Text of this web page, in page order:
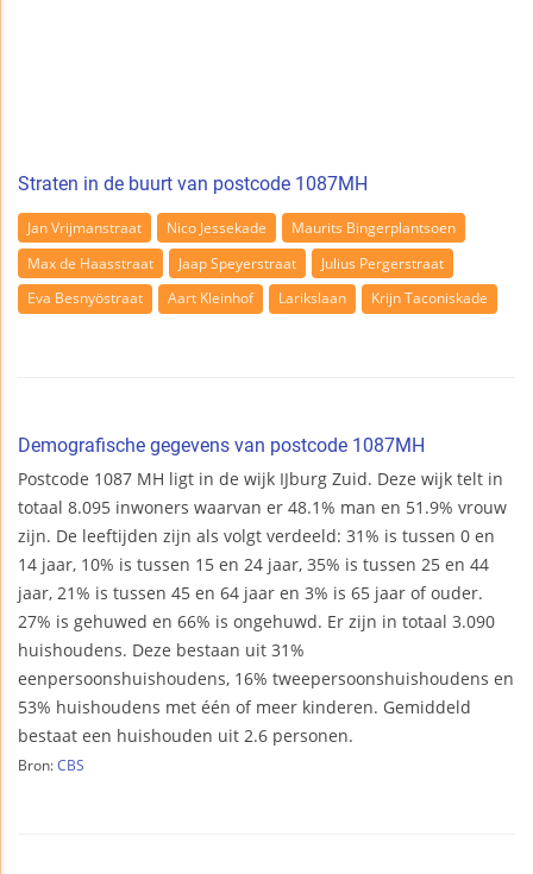
Straten in de buurt van postcode 1087MH
Jan Vrijmanstraat Nico Jessekade
Maurits Bingerplantsoen
Max de Haasstraat
Jaap Speyerstraat
Julius Pergerstraat
Eva Besnyöstraat
Aart Kleinhof Larikslaan Krijn Taconiskade
Demografische gegevens van postcode 1087MH
Postcode 1087 MH ligt in de wijk IJburg Zuid. Deze wijk telt in
totaal 8.095 inwoners waarvan er 48.1% man en 51.9% vrouw
zijn. De leeftijden zijn als volgt verdeeld: 31% is tussen 0 en
14 jaar, 10% is tussen 15 en 24 jaar, 35% is tussen 25 en 44
jaar, 21% is tussen 45 en 64 jaar en 3% is 65 jaar of ouder.
27% is gehuwed en 66% is ongehuwd. Er zijn in totaal 3.090
huishoudens. Deze bestaan uit 31%
eenpersoonshuishoudens, 16% tweepersoonshuishoudens en
53% huishoudens met één of meer kinderen. Gemiddeld
bestaat een huishouden uit 2.6 personen.
Bron: CBS